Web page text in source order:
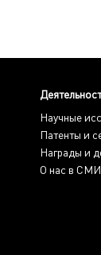
Научные
Патенты и
Награды и
О нас в СМИ